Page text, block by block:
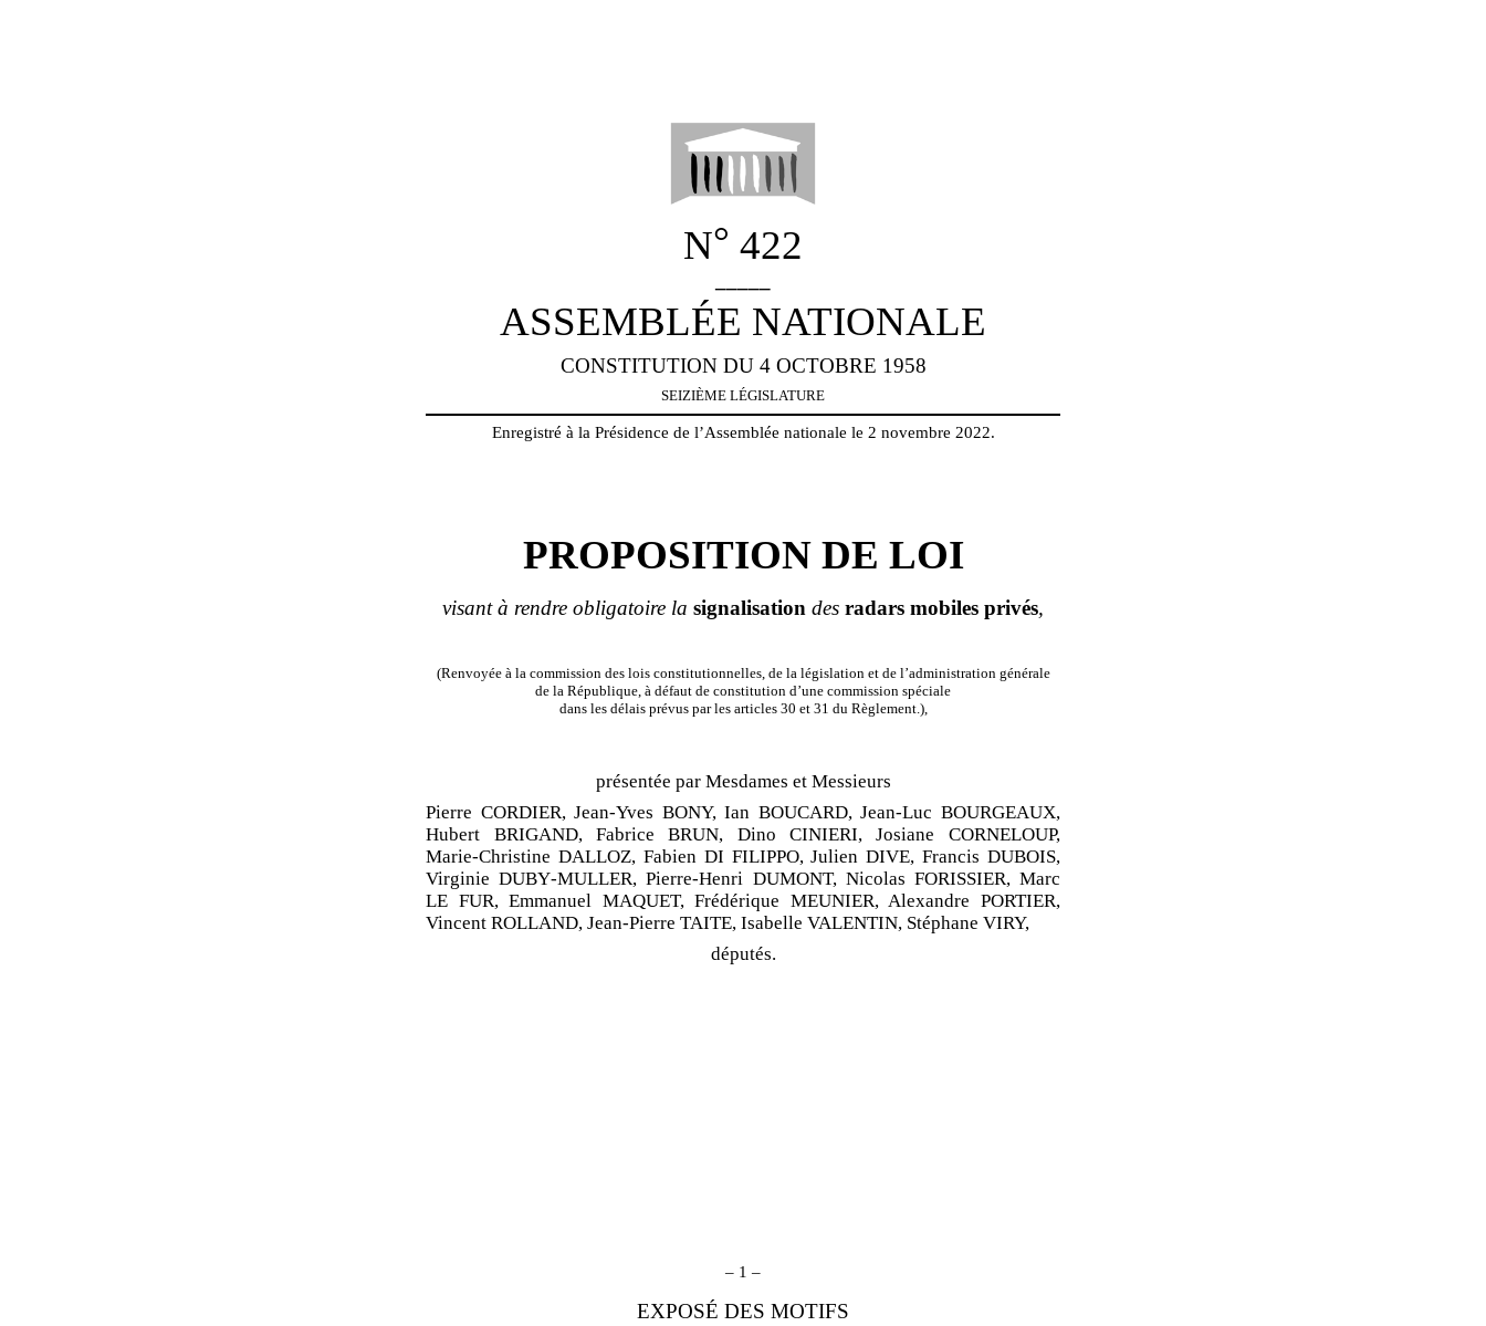
N° 422
ASSEMBLÉE NATIONALE
CONSTITUTION DU 4 OCTOBRE 1958
SEIZIÈME LÉGISLATURE
Enregistré à la Présidence de l’Assemblée nationale le 2 novembre 2022.
PROPOSITION DE LOI
visant à rendre obligatoire la signalisation des radars mobiles privés,
(Renvoyée à la commission des lois constitutionnelles, de la législation et de l’administration générale
de la République, à défaut de constitution d’une commission spéciale
dans les délais prévus par les articles 30 et 31 du Règlement.),
présentée par Mesdames et Messieurs
Pierre CORDIER, Jean‑Yves BONY, Ian BOUCARD, Jean-Luc BOURGEAUX,
Hubert BRIGAND, Fabrice BRUN, Dino CINIERI, Josiane CORNELOUP,
Marie‑Christine DALLOZ, Fabien DI FILIPPO, Julien DIVE, Francis DUBOIS,
Virginie DUBY‑MULLER, Pierre‑Henri DUMONT, Nicolas FORISSIER, Marc
LE FUR, Emmanuel MAQUET, Frédérique MEUNIER, Alexandre PORTIER,
Vincent ROLLAND, Jean-Pierre TAITE, Isabelle VALENTIN, Stéphane VIRY,
députés.
– 1 –
EXPOSÉ DES MOTIFS